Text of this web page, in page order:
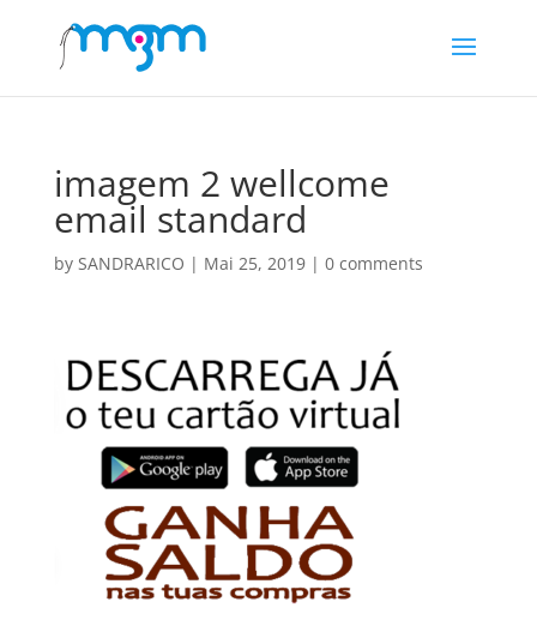
imagem 2 wellcome
email standard
by SANDRARICO | Mai 25, 2019| 0 comments